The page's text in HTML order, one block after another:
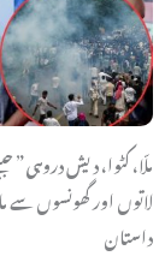
لاتوں اور گھونسوں سے
داستان